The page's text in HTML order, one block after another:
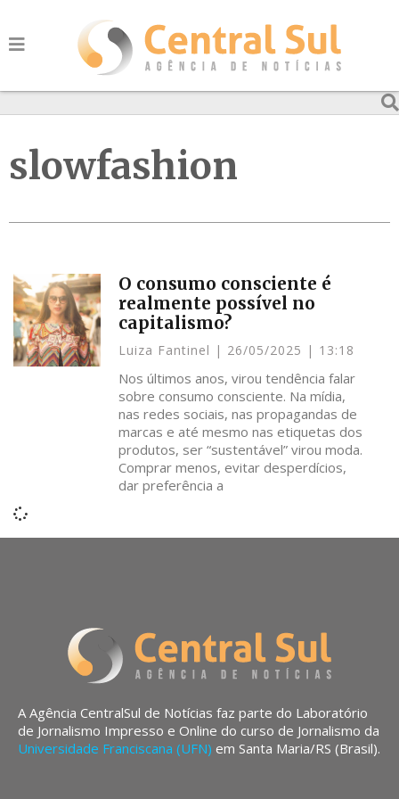
slowfashion
O consumo consciente é
realmente possível no
capitalismo?
Luiza Fantinel 26/05/2025 13:18
Nos últimos anos, virou tendência falar
sobre consumo consciente. Na mídia,
nas redes sociais, nas propagandas de
marcas e até mesmo nas etiquetas dos
produtos, ser “sustentável” virou moda.
Comprar menos, evitar desperdícios,
dar preferência a
A Agência CentralSul de Notícias faz parte do Laboratório
de Jornalismo Impresso e Online do curso de Jornalismo da
Universidade Franciscana (UFN) em Santa Maria/RS (Brasil).